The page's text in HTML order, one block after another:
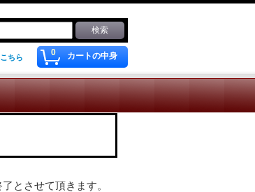
0 カートの中身
ちら
とさせて頂きます。